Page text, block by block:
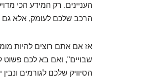
העניינים. רק המידע הכי
הרכב שלכם לעומק, אלא גם
אז אם אתם רוצים להיות
שבויים", ואם בא לכם פשוט
הסיוויק שלכם לגורמים